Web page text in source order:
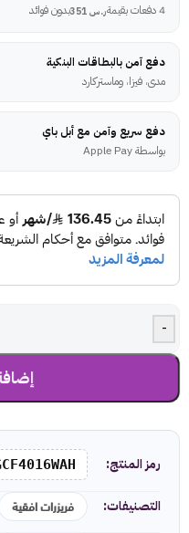
4 دفعات بقيمة
ر.س بدون فوائد
دفع آمن بالبطاقات البنكية
مدى، فيزا، وماستركارد
دفع سريع وآمن مع أبل باي
بواسطة Apple Pay
-
رمز المنتج:
التصنيفات: فريزرات افقية